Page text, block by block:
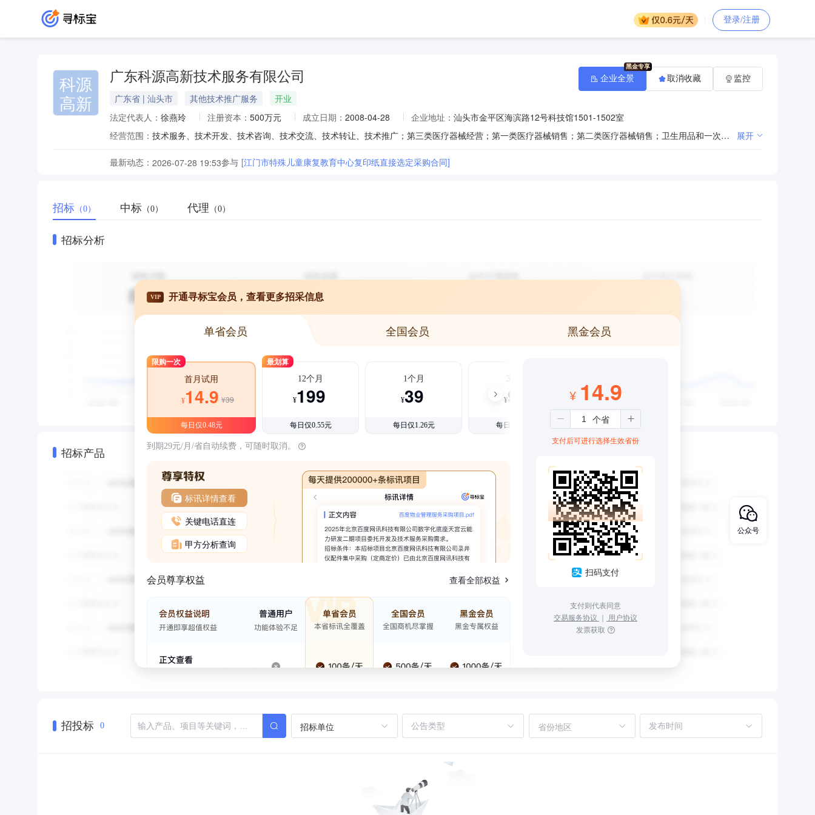
登录/注册
科源
高新
广东科源高新技术服务有限公司
广东省 | 汕头市 其他技术推广服务
开业
法定代表人： 徐燕玲 注册资本： 500万元 成立日期： 2008-04-28 企业地址： 汕头市金平区海滨路12号科技馆1501-1502室
经营范围：
技术服务、技术开发、技术咨询、技术交流、技术转让、技术推广；第三类医疗器械经营；第一类医疗器械销售；第二类医疗器械销售；卫生用品和一次性使用医疗用品销售；医护人员防护用品批发；特种劳动防护用品销售；专用化学产品销售（不含危险化学品）；消毒剂销售（不含危险化学品）；实验分析仪器销售；办公设备耗材销售；办公用品销售；日用品销售；计算机软硬件及辅助设备批发；橡胶制品销售；互联网销售（除销售需要许可的商品）；文件、资料等其他印刷品印刷。（依法须经批准的项目，经相关部门批准后方可开展经营活动）〓 展开
最新动态： 2026-07-28 19:53参与 [江门市特殊儿童康复教育中心复印纸直接选定采购合同]
企业全景 取消收藏 监控
招标 （0） 中标 （0） 代理 （0）
招标分析
招标产品
VIP 开通寻标宝会员，查看更多招采信息
单省会员 全国会员 黑金会员
限购一次
首月试用
¥14.9 ¥39
每日仅0.48元
最划算
12个月
¥199
每日仅0.55元
1个月
¥39
每日仅1.26元
3个月
¥99
每日仅1.08元
到期29元/月/省自动续费，可随时取消。
标讯详情查看
关键电话直连
甲方分析查询
会员尊享权益 查看全部权益
¥ 14.9
支付后可进行选择生效省份
扫码支付
支付则代表同意
交易服务协议 ｜ 用户协议
发票获取
招投标 0 招标单位 省份地区
公众号